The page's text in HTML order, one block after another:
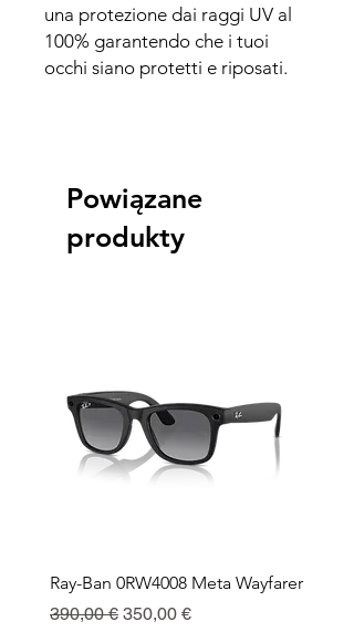
una protezione dai raggi UV al
100% garantendo che i tuoi
occhi siano protetti e riposati.
Powiązane
produkty
Ray-Ban 0RW4008 Meta Wayfarer
Regularna cena
390,00 € Cena rabatowa
350,00 €